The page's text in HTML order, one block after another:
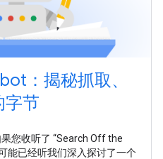
：揭秘抓取、
字节
您收听了 “Search Off the
能已经听我们深入探讨了一个